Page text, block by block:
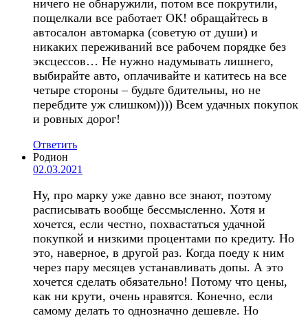
ничего не обнаружили, потом все покрутили,
пощелкали все работает ОК! обращайтесь в
автосалон автомарка (советую от души) и
никаких переживаний все рабочем порядке без
эксцессов… Не нужно надумывать лишнего,
выбирайте авто, оплачивайте и катитесь на все
четыре стороны – будьте бдительны, но не
перебдите уж слишком)))) Всем удачных покупок
и ровных дорог!
Ответить
Родион
02.03.2021
Ну, про марку уже давно все знают, поэтому
расписывать вообще бессмысленно. Хотя и
хочется, если честно, похвастаться удачной
покупкой и низкими процентами по кредиту. Но
это, наверное, в другой раз. Когда поеду к ним
через пару месяцев устанавливать допы. А это
хочется сделать обязательно! Потому что цены,
как ни крути, очень нравятся. Конечно, если
самому делать то однозначно дешевле. Но